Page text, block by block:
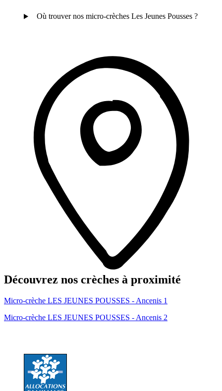
Où trouver nos micro-crèches Les Jeunes Pousses ?
Découvrez nos crèches à proximité
Micro-crèche LES JEUNES POUSSES - Ancenis 1
Micro-crèche LES JEUNES POUSSES - Ancenis 2